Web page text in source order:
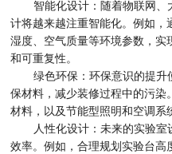
智能化设计：随着物联网
计将越来越注重智能化。例如，
湿度、空气质量等环境参数，实
和可重复性。
绿色环保：环保意识的提
保材料，减少装修过程中的污染
材料，以及节能型照明和空调系
人性化设计：未来的实验
效率。例如，合理规划实验台